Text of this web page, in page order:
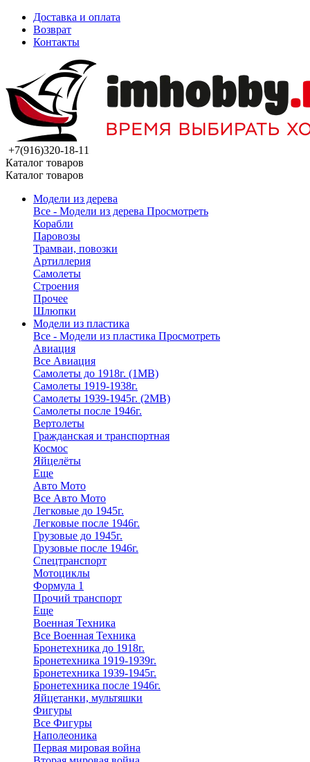
Доставка и оплата
Возврат
Контакты
+7(916)320-18-11
Каталог товаров
Каталог товаров
Модели из дерева
Все - Модели из дерева Просмотреть
Корабли
Паровозы
Трамваи, повозки
Артиллерия
Самолеты
Строения
Прочее
Шлюпки
Модели из пластика
Все - Модели из пластика Просмотреть
Авиация
Все Авиация
Самолеты до 1918г. (1МВ)
Самолеты 1919-1938г.
Самолеты 1939-1945г. (2МВ)
Самолеты после 1946г.
Вертолеты
Гражданская и транспортная
Космос
Яйцелёты
Еще
Авто Мото
Все Авто Мото
Легковые до 1945г.
Легковые после 1946г.
Грузовые до 1945г.
Грузовые после 1946г.
Спецтранспорт
Мотоциклы
Формула 1
Прочий транспорт
Еще
Военная Техника
Все Военная Техника
Бронетехника до 1918г.
Бронетехника 1919-1939г.
Бронетехника 1939-1945г.
Бронетехника после 1946г.
Яйцетанки, мультяшки
Фигуры
Все Фигуры
Наполеоника
Первая мировая война